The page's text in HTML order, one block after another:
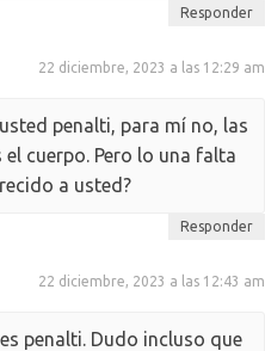
Responder
22 diciembre, 2023 a las 12:29 am
penalti, para mí no, las
cuerpo. Pero lo una falta
a usted?
Responder
22 diciembre, 2023 a las 12:43 am
penalti. Dudo incluso que